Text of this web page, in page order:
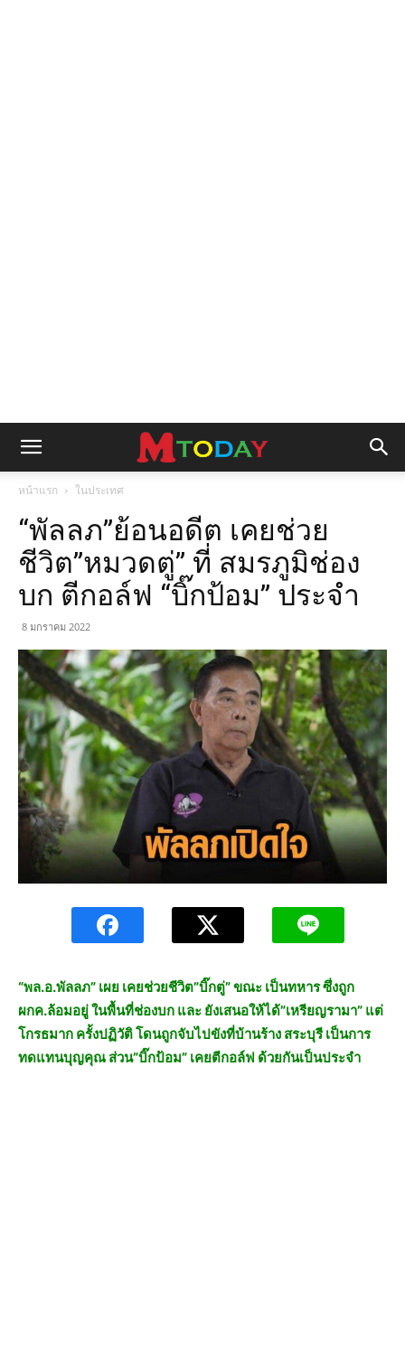
หน้าแรก ในประเทศ
“พัลลภ”ย้อนอดีต เคยช่วย
ชีวิต”หมวดตู่” ที่ สมรภูมิช่อง
บก ตีกอล์ฟ “บิ๊กป้อม” ประจำ
8 มกราคม 2022
“พล.อ.พัลลภ” เผย เคยช่วยชีวิต”บิ๊กตู่” ขณะ เป็นทหาร ซึ่งถูก
ผกค.ล้อมอยู่ ในพื้นที่ช่องบก และ ยังเสนอให้ได้”เหรียญรามา” แต่
โกรธมาก ครั้งปฏิวัติ โดนถูกจับไปขังที่บ้านร้าง สระบุรี เป็นการ
ทดแทนบุญคุณ ส่วน”บิ๊กป้อม” เคยตีกอล์ฟ ด้วยกันเป็นประจำ